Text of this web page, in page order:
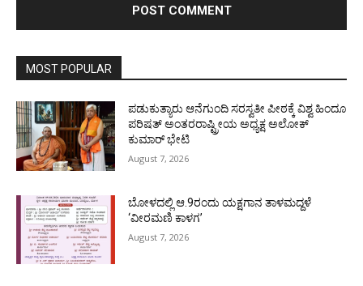
MOST POPULAR
ಪಡುಕುತ್ಯಾರು ಆನೆಗುಂದಿ ಸರಸ್ವತೀ ಪೀಠಕ್ಕೆ ವಿಶ್ವ ಹಿಂದೂ
ಪರಿಷತ್ ಅಂತರರಾಷ್ಟ್ರೀಯ ಅಧ್ಯಕ್ಷ ಅಲೋಕ್
ಕುಮಾರ್ ಭೇಟಿ
August 7, 2026
ಬೋಳದಲ್ಲಿ ಆ.9ರಂದು ಯಕ್ಷಗಾನ ತಾಳಮದ್ದಳೆ
‘ವೀರಮಣಿ ಕಾಳಗ’
August 7, 2026